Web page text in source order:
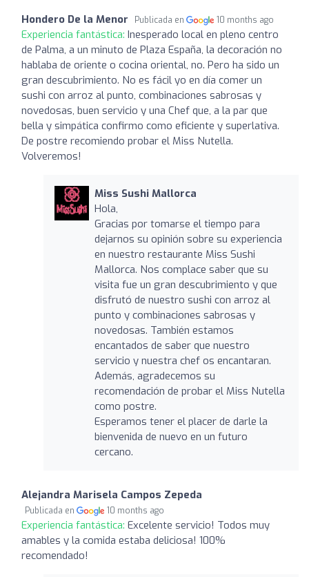
Hondero De la Menor Publicada en 10 months ago
Experiencia fantástica: Inesperado local en pleno centro
de Palma, a un minuto de Plaza España, la decoración no
hablaba de oriente o cocina oriental, no. Pero ha sido un
gran descubrimiento. No es fácil yo en día comer un
sushi con arroz al punto, combinaciones sabrosas y
novedosas, buen servicio y una Chef que, a la par que
bella y simpática confirmo como eficiente y superlativa.
De postre recomiendo probar el Miss Nutella.
Volveremos!
Miss Sushi Mallorca
Hola,
Gracias por tomarse el tiempo para
dejarnos su opinión sobre su experiencia
en nuestro restaurante Miss Sushi
Mallorca. Nos complace saber que su
visita fue un gran descubrimiento y que
disfrutó de nuestro sushi con arroz al
punto y combinaciones sabrosas y
novedosas. También estamos
encantados de saber que nuestro
servicio y nuestra chef os encantaran.
Además, agradecemos su
recomendación de probar el Miss Nutella
como postre.
Esperamos tener el placer de darle la
bienvenida de nuevo en un futuro
cercano.
Alejandra Marisela Campos Zepeda
Publicada en 10 months ago
Experiencia fantástica: Excelente servicio! Todos muy
amables y la comida estaba deliciosa! 100%
recomendado!